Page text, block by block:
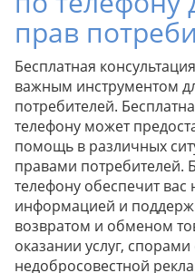
прав
Бесплатная
важным инструментом
потребителей.
телефону может
помощь в различных
правами потребителей.
телефону обеспечит
информацией и
возвратом и обменом
оказании услуг,
недобросовестной